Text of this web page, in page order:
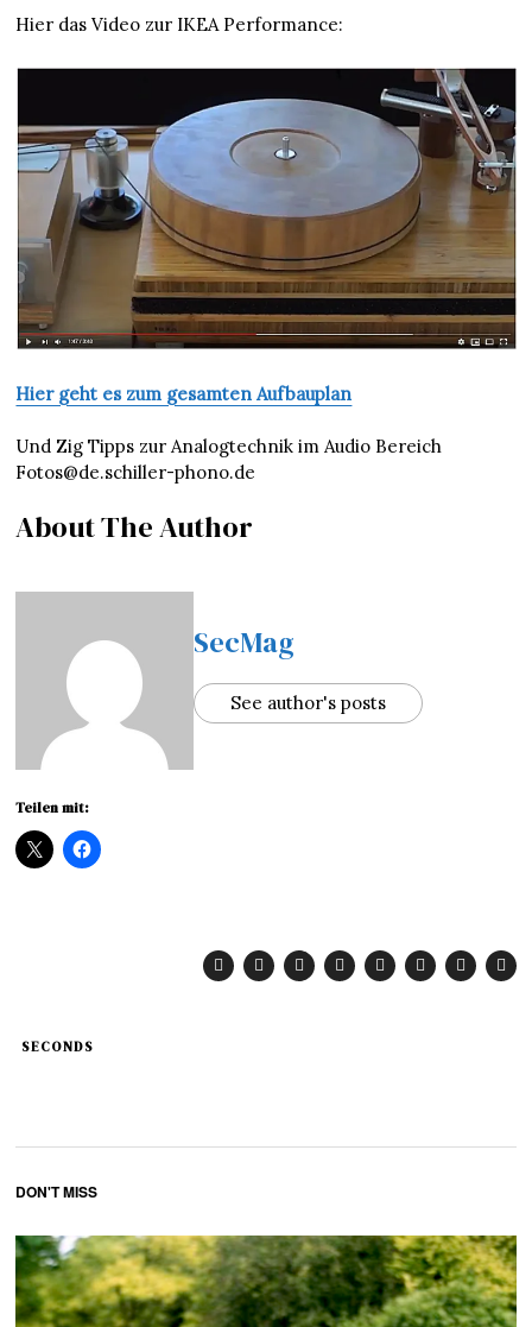
Hier das Video zur IKEA Performance:
Hier geht es zum gesamten Aufbauplan
Und Zig Tipps zur Analogtechnik im Audio Bereich
Fotos@de.schiller-phono.de
About The Author
SecMag
See author's posts
Teilen mit:
SECONDS
DON'T MISS